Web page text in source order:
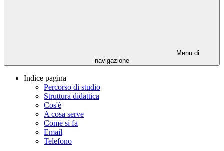
Menu di
navigazione
Indice pagina
Percorso di studio
Struttura didattica
Cos'è
A cosa serve
Come si fa
Email
Telefono